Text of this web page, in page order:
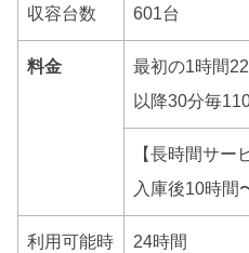
収容台数 601台
料金
最初の1時間
以降30分毎
【長時間サー
入庫後10時間
利用可能時
24時間